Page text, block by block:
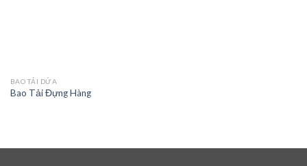
BAO TẢI DỨA
Bao Tải Đựng Hàng